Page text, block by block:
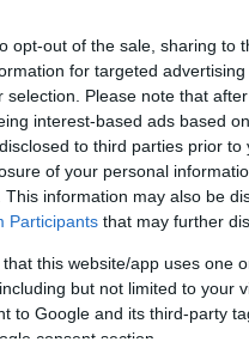
opt-out of the sale, sharing to
for targeted
selection. Please note that
interest-based ads based
to third parties prior
of your personal
This information may also be
Participants that may further
that this website/app uses one
but not limited to your
to Google and its third-party
consent section.
Beauduinés egy
által kínált
miniszterekhez,
és az Alapvető
első lépéseként
a válaszok alapján
Hatósághoz fog